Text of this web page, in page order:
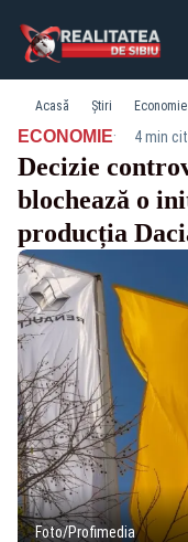
Acasă Știri Economie
ECONOMIE· 4 min
Decizie
blochează o
producția
Foto/Profimedia